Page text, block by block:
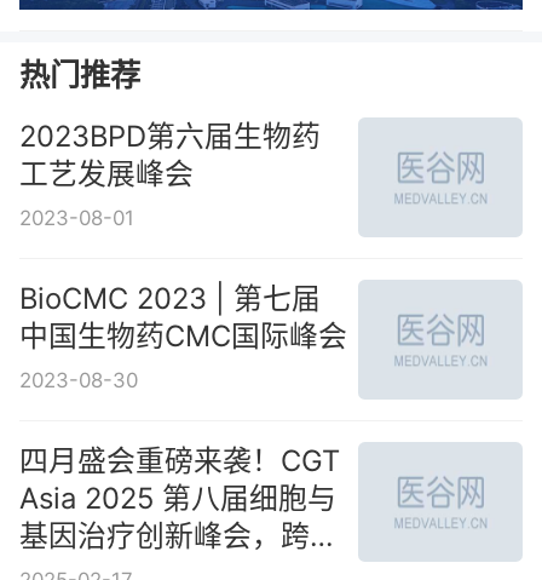
热门推荐
2023BPD第六届生物药
工艺发展峰会
2023-08-01
BioCMC 2023 | 第七届
中国生物药CMC国际峰会
2023-08-30
四月盛会重磅来袭！CGT
Asia 2025 第八届细胞与
基因治疗创新峰会，跨越